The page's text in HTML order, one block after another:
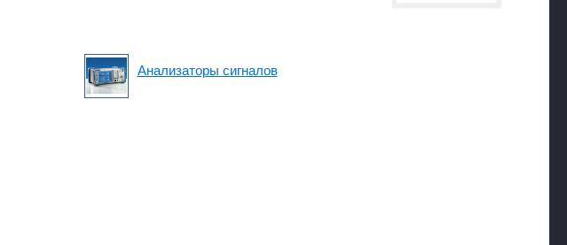
Анализаторы сигналов